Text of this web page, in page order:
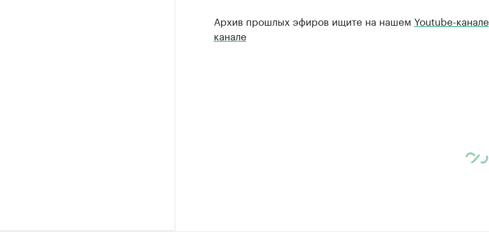
Архив прошлых эфиров ищите на нашем Youtube-канале
канале